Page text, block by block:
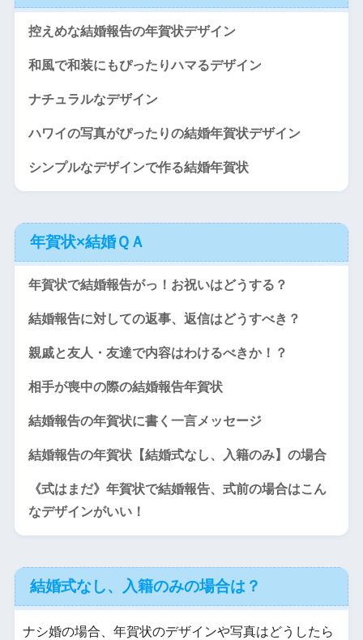
控えめな結婚報告の年賀状デザイン
和風で和装にもぴったりハマるデザイン
ナチュラルなデザイン
ハワイの写真がぴったりの結婚年賀状デザイン
シンプルなデザインで作る結婚年賀状
年賀状×結婚ＱＡ
年賀状で結婚報告がっ！お祝いはどうする？
結婚報告に対しての返事、返信はどうすべき？
親戚と友人・友達で内容はわけるべきか！？
相手が喪中の際の結婚報告年賀状
結婚報告の年賀状に書く一言メッセージ
結婚報告の年賀状【結婚式なし、入籍のみ】の場合
《式はまだ》年賀状で結婚報告、式前の場合はこん
なデザインがいい！
結婚式なし、入籍のみの場合は？
ナシ婚の場合、年賀状のデザインや写真はどうしたら